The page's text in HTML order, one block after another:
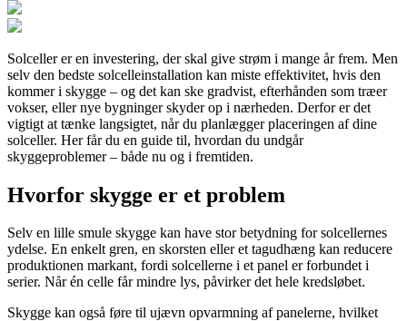
Solceller er en investering, der skal give strøm i mange år frem. Men
selv den bedste solcelleinstallation kan miste effektivitet, hvis den
kommer i skygge – og det kan ske gradvist, efterhånden som træer
vokser, eller nye bygninger skyder op i nærheden. Derfor er det
vigtigt at tænke langsigtet, når du planlægger placeringen af dine
solceller. Her får du en guide til, hvordan du undgår
skyggeproblemer – både nu og i fremtiden.
Hvorfor skygge er et problem
Selv en lille smule skygge kan have stor betydning for solcellernes
ydelse. En enkelt gren, en skorsten eller et tagudhæng kan reducere
produktionen markant, fordi solcellerne i et panel er forbundet i
serier. Når én celle får mindre lys, påvirker det hele kredsløbet.
Skygge kan også føre til ujævn opvarmning af panelerne, hvilket